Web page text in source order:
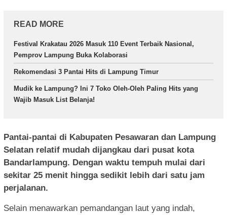
READ MORE
Festival Krakatau 2026 Masuk 110 Event Terbaik Nasional,
Pemprov Lampung Buka Kolaborasi
Rekomendasi 3 Pantai Hits di Lampung Timur
Mudik ke Lampung? Ini 7 Toko Oleh-Oleh Paling Hits yang
Wajib Masuk List Belanja!
Pantai-pantai di Kabupaten Pesawaran dan Lampung
Selatan relatif mudah dijangkau dari pusat kota
Bandarlampung. Dengan waktu tempuh mulai dari
sekitar 25 menit hingga sedikit lebih dari satu jam
perjalanan.
Selain menawarkan pemandangan laut yang indah,